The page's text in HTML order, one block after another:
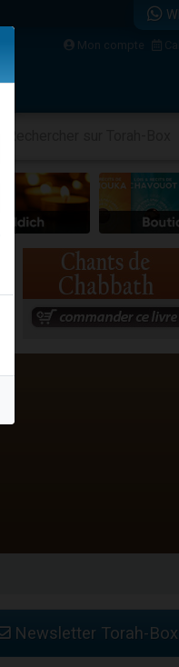
le temps
maman
Mon compte
Newsletter Torah-Box